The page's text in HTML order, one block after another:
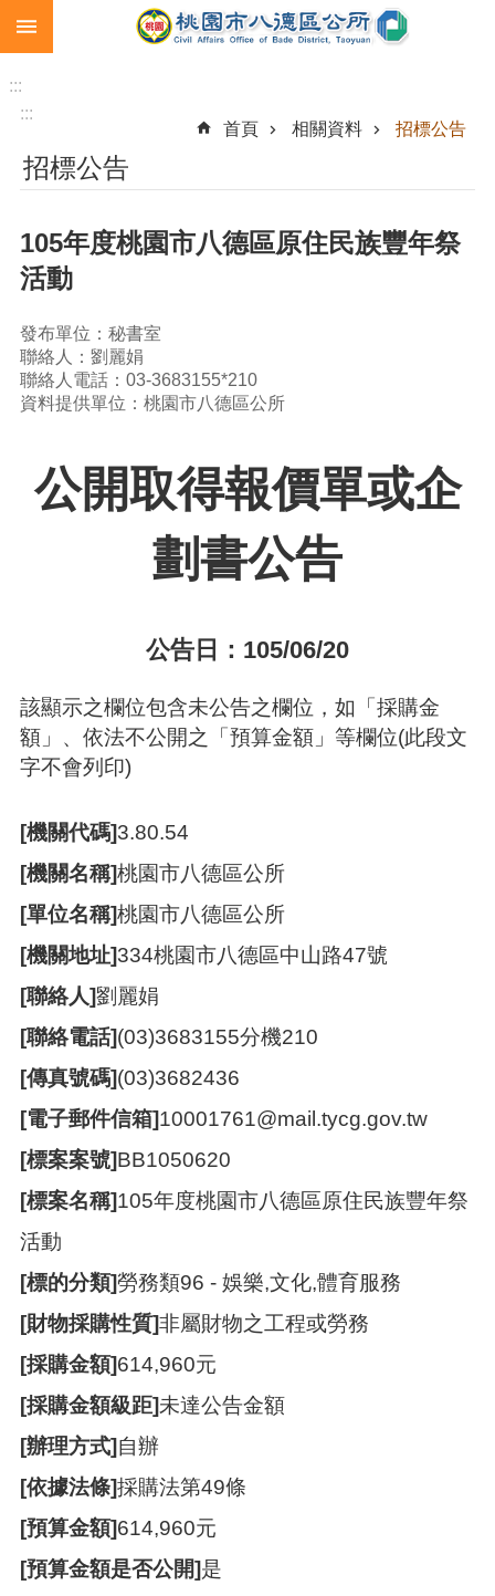
跳到主要內容區塊
市
民
急
難
助
進
階
公
告
生
民
資
訊
機
關
通
訊
關
資
料
活
動
報
名
區
回
首
站
覽
市
政
信
:::
:::
首頁
相關資料 招標公告
招標公告
105年度桃園市八德區原住民族豐年祭
活動
發布單位：秘書室
聯絡人：劉麗娟
聯絡人電話：03-3683155*210
資料提供單位：桃園市八德區公所
公開取得報價單或企
劃書公告
公告日：105/06/20
該顯示之欄位包含未公告之欄位，如「採購金
額」、依法不公開之「預算金額」等欄位(此段文
字不會列印)
[機關代碼]3.80.54
[機關名稱]桃園市八德區公所
[單位名稱]桃園市八德區公所
[機關地址]334桃園市八德區中山路47號
[聯絡人]劉麗娟
[聯絡電話](03)3683155分機210
[傳真號碼](03)3682436
[電子郵件信箱]10001761@mail.tycg.gov.tw
[標案案號]BB1050620
[標案名稱]105年度桃園市八德區原住民族豐年祭
活動
[標的分類]勞務類96 - 娛樂,文化,體育服務
[財物採購性質]非屬財物之工程或勞務
[採購金額]614,960元
[採購金額級距]未達公告金額
[辦理方式] 自辦
[依據法條]採購法第49條
[預算金額]614,960元
[預算金額是否公開]是